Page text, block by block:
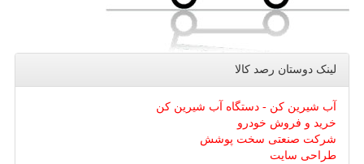
لینک دوستان رصد كالا
آب شیرین کن - دستگاه آب شیرین کن
خرید و فروش خودرو
شرکت صنعتی سخت پوشش
طراحی سایت